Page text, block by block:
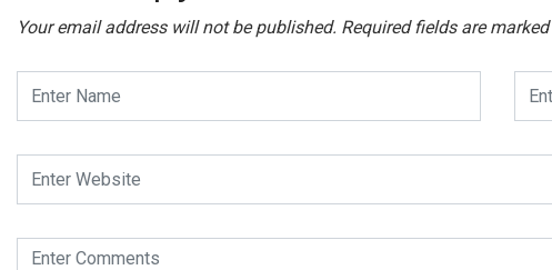
Your email address will not be published. Required fields are marked